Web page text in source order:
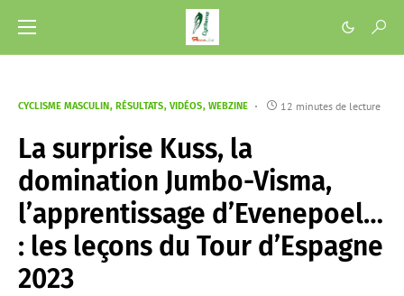
CYCLISME MASCULIN RÉSULTATS VIDÉOS WEBZINE 12 minutes de lecture
La surprise Kuss, la
domination Jumbo-Visma,
l’apprentissage d’Evenepoel…
: les leçons du Tour d’Espagne
2023